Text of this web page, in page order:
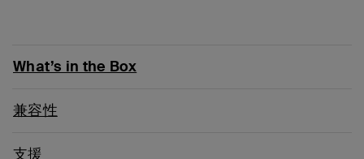
What’s in the Box
兼容性
支援